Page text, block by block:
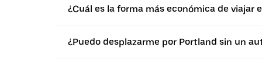
¿Cuál es la forma más económica de viajar
¿Puedo desplazarme por Portland sin un